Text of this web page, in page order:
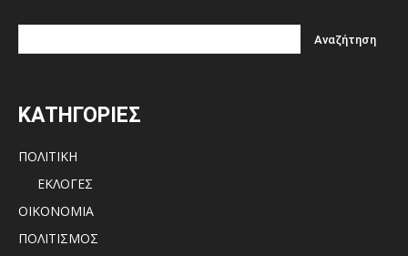
ΚΑΤΗΓΟΡΙΕΣ
ΠΟΛΙΤΙΚΗ
ΕΚΛΟΓΕΣ
ΟΙΚΟΝΟΜΙΑ
ΠΟΛΙΤΙΣΜΟΣ